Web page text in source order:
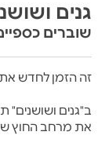
גנים
שוברים
זה הזמן לחדש
ב"גנים ושושנים"
את מרחב החוץ